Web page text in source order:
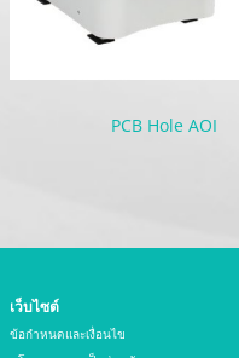
PCB Hole AOI
เว็บไซต์
ข้อกำหนดและเงื่อนไข